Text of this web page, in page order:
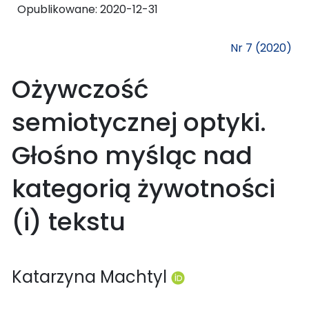
Opublikowane: 2020-12-31
Nr 7 (2020)
Ożywczość
semiotycznej optyki.
Głośno myśląc nad
kategorią żywotności
(i) tekstu
Katarzyna Machtyl